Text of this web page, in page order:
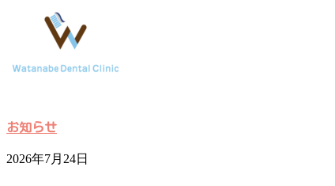
お知らせ
2026年7月24日